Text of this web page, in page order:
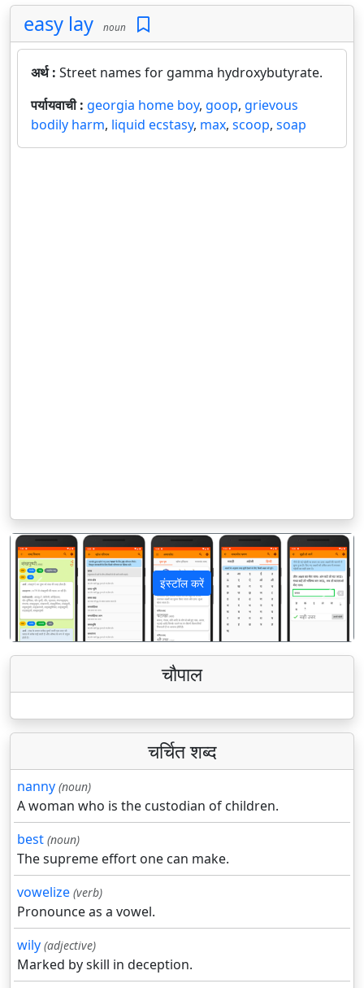
easy lay noun
अर्थ : Street names for gamma hydroxybutyrate.
पर्यायवाची : georgia home boy, goop, grievous
bodily harm, liquid ecstasy, max, scoop, soap
इंस्टॉल करें
पिछला अगला
चौपाल
चर्चित शब्द
nanny (noun)
A woman who is the custodian of children.
best (noun)
The supreme effort one can make.
vowelize (verb)
Pronounce as a vowel.
wily (adjective)
Marked by skill in deception.